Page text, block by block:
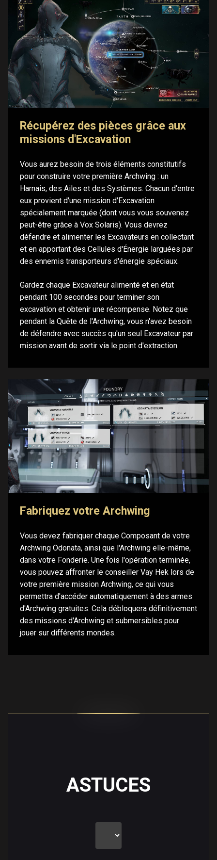
Récupérez des pièces grâce aux
missions d'Excavation
Vous aurez besoin de trois éléments constitutifs
pour construire votre première Archwing : un
Harnais, des Ailes et des Systèmes. Chacun d'entre
eux provient d'une mission d'Excavation
spécialement marquée (dont vous vous souvenez
peut-être grâce à Vox Solaris). Vous devrez
défendre et alimenter les Excavateurs en collectant
et en apportant des Cellules d'Énergie larguées par
des ennemis transporteurs d'énergie spéciaux.
Gardez chaque Excavateur alimenté et en état
pendant 100 secondes pour terminer son
excavation et obtenir une récompense. Notez que
pendant la Quête de l'Archwing, vous n'avez besoin
de défendre avec succès qu'un seul Excavateur par
mission avant de sortir via le point d'extraction.
Fabriquez votre Archwing
Vous devez fabriquer chaque Composant de votre
Archwing Odonata, ainsi que l'Archwing elle-même,
dans votre Fonderie. Une fois l'opération terminée,
vous pouvez affronter le conseiller Vay Hek lors de
votre première mission Archwing, ce qui vous
permettra d'accéder automatiquement à des armes
d'Archwing gratuites. Cela débloquera définitivement
des missions d'Archwing et submersibles pour
jouer sur différents mondes.
ASTUCES